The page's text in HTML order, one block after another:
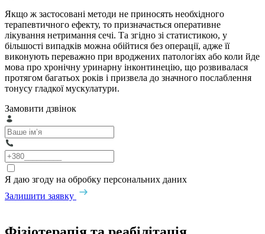
Якщо ж застосовані методи не приносять необхідного
терапевтичного ефекту, то призначається оперативне
лікування нетримання сечі. Та згідно зі статистикою, у
більшості випадків можна обійтися без операції, адже її
виконують переважно при вроджених патологіях або коли йде
мова про хронічну уринарну інконтинецію, що розвивалася
протягом багатьох років і призвела до значного послаблення
тонусу гладкої мускулатури.
Замовити дзвінок
Я даю згоду на обробку персональних даних
Залишити заявку